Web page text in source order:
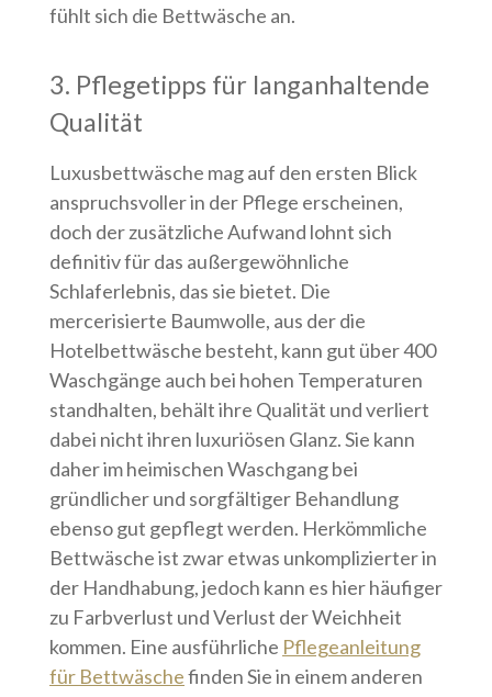
fühlt sich die Bettwäsche an.
3. Pflegetipps für langanhaltende
Qualität
Luxusbettwäsche mag auf den ersten Blick
anspruchsvoller in der Pflege erscheinen,
doch der zusätzliche Aufwand lohnt sich
definitiv für das außergewöhnliche
Schlaferlebnis, das sie bietet. Die
mercerisierte Baumwolle, aus der die
Hotelbettwäsche besteht, kann gut über 400
Waschgänge auch bei hohen Temperaturen
standhalten, behält ihre Qualität und verliert
dabei nicht ihren luxuriösen Glanz. Sie kann
daher im heimischen Waschgang bei
gründlicher und sorgfältiger Behandlung
ebenso gut gepflegt werden. Herkömmliche
Bettwäsche ist zwar etwas unkomplizierter in
der Handhabung, jedoch kann es hier häufiger
zu Farbverlust und Verlust der Weichheit
kommen. Eine ausführliche Pflegeanleitung
für Bettwäschefinden Sie in einem anderen